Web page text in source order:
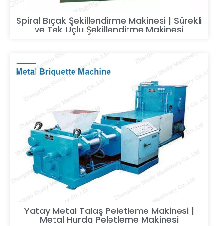
Spiral Bıçak Şekillendirme Makinesi | Sürekli
ve Tek Uçlu Şekillendirme Makinesi
Yatay Metal Talaş Peletleme Makinesi |
Metal Hurda Peletleme Makinesi